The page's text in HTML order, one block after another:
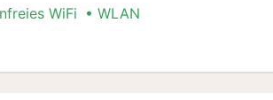
WiFi WLAN